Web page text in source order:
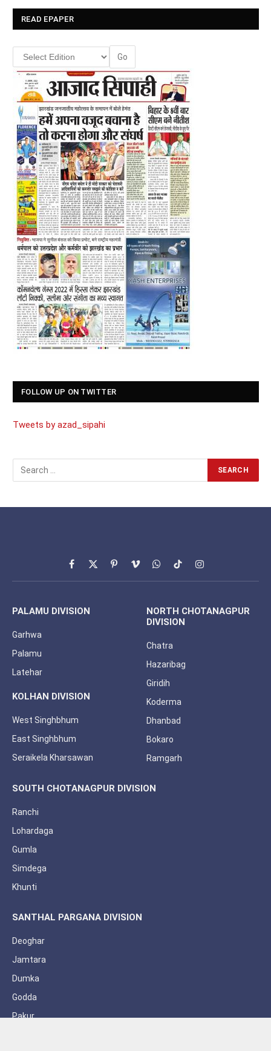
READ EPAPER
FOLLOW UP ON TWITTER
Tweets by azad_sipahi
Facebook
X
(Twitter)
PinterestVimeoWhatsApp
TikTokInstagram
PALAMU DIVISION
Garhwa
Palamu
Latehar
KOLHAN DIVISION
West Singhbhum
East Singhbhum
Seraikela Kharsawan
NORTH CHOTANAGPUR
DIVISION
Chatra
Hazaribag
Giridih
Koderma
Dhanbad
Bokaro
Ramgarh
SOUTH CHOTANAGPUR DIVISION
Ranchi
Lohardaga
Gumla
Simdega
Khunti
SANTHAL PARGANA DIVISION
Deoghar
Jamtara
Dumka
Godda
Pakur